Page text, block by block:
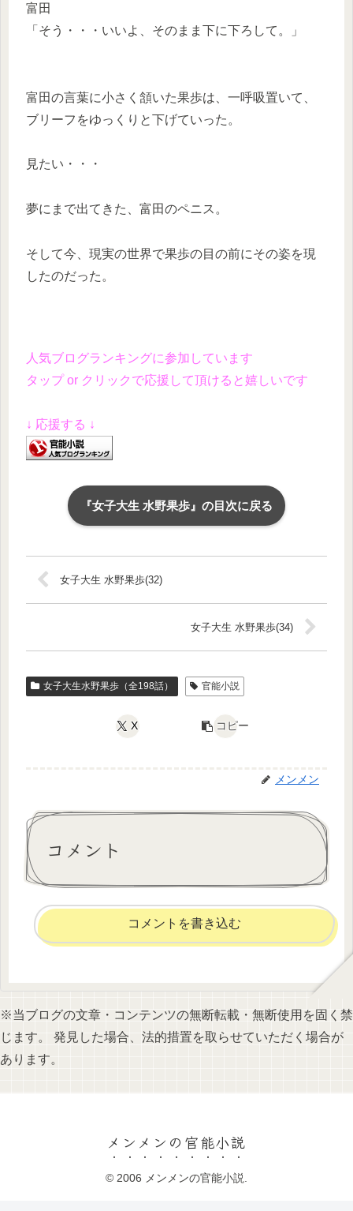
富田
「そう・・・いいよ、そのまま下に下ろして。」
富田の言葉に小さく頷いた果歩は、一呼吸置いて、
ブリーフをゆっくりと下げていった。
見たい・・・
夢にまで出てきた、富田のペニス。
そして今、現実の世界で果歩の目の前にその姿を現
したのだった。
人気ブログランキングに参加しています
タップ or クリックで応援して頂けると嬉しいです
↓ 応援する ↓
『女子大生 水野果歩』の目次に戻る
女子大生 水野果歩(32)
女子大生 水野果歩(34)
女子大生水野果歩（全198話） 官能小説
X コピー
メンメン
コメント
コメントを書き込む
※当ブログの文章・コンテンツの無断転載・無断使用を固く禁
じます。 発見した場合、法的措置を取らせていただく場合が
あります。
メンメンの官能小説
© 2006 メンメンの官能小説.